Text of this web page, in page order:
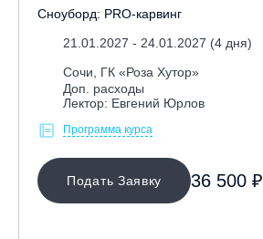
Сноуборд: PRO-карвинг
21.01.2027 - 24.01.2027 (4 дня)
Сочи, ГК «Роза Хутор»
Доп. расходы
Лектор: Евгений Юрлов
Программа курса
Подать Заявку 36 500 ₽